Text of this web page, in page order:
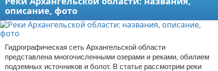
описание, фото
Гидрографическая сеть Архангельской области
представлена многочисленными озерами и реками, обилием
подземных источников и болот. В статье рассмотрим реки